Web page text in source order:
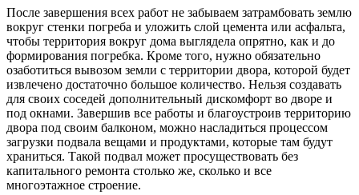
После завершения всех работ не забываем затрамбовать землю
вокруг стенки погреба и уложить слой цемента или асфальта,
чтобы территория вокруг дома выглядела опрятно, как и до
формирования погребка. Кроме того, нужно обязательно
озаботиться вывозом земли с территории двора, которой будет
извлечено достаточно большое количество. Нельзя создавать
для своих соседей дополнительный дискомфорт во дворе и
под окнами. Завершив все работы и благоустроив территорию
двора под своим балконом, можно насладиться процессом
загрузки подвала вещами и продуктами, которые там будут
храниться. Такой подвал может просуществовать без
капитального ремонта столько же, сколько и все
многоэтажное строение.